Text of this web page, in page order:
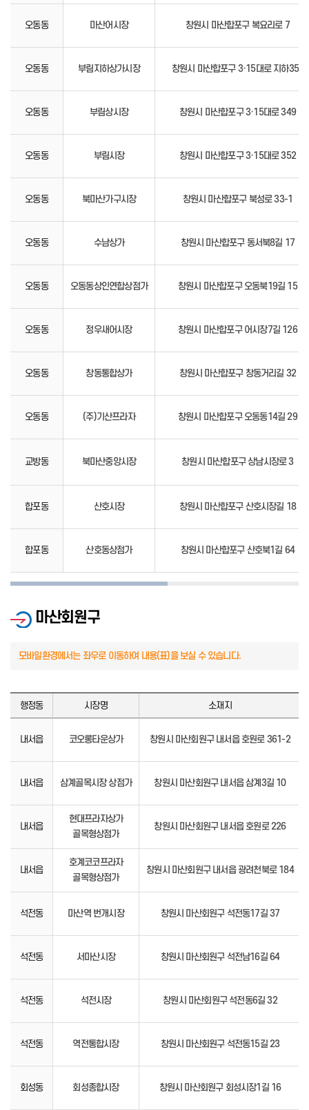
오동동 마산어시장 창원시 마산합포구 복요리로 7
오동동 부림지하상가시장 창원시 마산합포구 3·15대로 지하351
오동동 부림상시장 창원시 마산합포구 3·15대로 349
오동동 부림시장 창원시 마산합포구 3·15대로 352
오동동 북마산가구시장 창원시 마산합포구 북성로 33-1
오동동 수남상가 창원시 마산합포구 동서북8길 17
오동동 오동동상인연합상점가 창원시 마산합포구 오동북19길 15
오동동 정우새어시장 창원시 마산합포구 어시장7길 126
오동동 창동통합상가 창원시 마산합포구 창동거리길 32
오동동 (주)기산프라자 창원시 마산합포구 오동동14길 29
교방동 북마산중앙시장 창원시 마산합포구 상남시장로 3
합포동 산호시장 창원시 마산합포구 산호시장길 18
합포동 산호동상점가 창원시 마산합포구 산호북1길 64
마산회원구
행정동 시장명 소재지
내서읍 코오롱타운상가 창원시 마산회원구 내서읍 호원로 361-2
내서읍 삼계골목시장 상점가 창원시 마산회원구 내서읍 삼계3길 10
내서읍
현대프라자상가
골목형상점가
창원시 마산회원구 내서읍 호원로 226
내서읍
호계코코프라자
골목형상점가
창원시 마산회원구 내서읍 광려천북로 184
석전동 마산역 번개시장 창원시 마산회원구 석전동17길 37
석전동 서마산시장 창원시 마산회원구 석전남16길 64
석전동 석전시장 창원시 마산회원구 석전동6길 32
석전동 역전통합시장 창원시 마산회원구 석전동15길 23
회성동 회성종합시장 창원시 마산회원구 회성시장1길 16